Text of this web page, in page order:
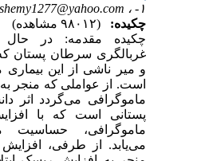
چکیده:
چکیده مقدمه: در حال
غربالگری سرطان پستان
و میر ناشی از این بیماری
است. از عواملی که منجر به
ماموگرافی می‌گردد اثر
پستانی است که با
ماموگرافی، حساسیت
می‌یابد. از طرفی، افزایش